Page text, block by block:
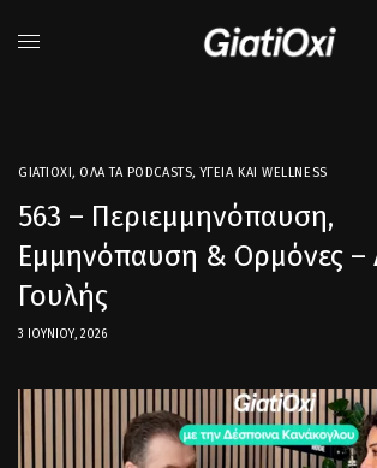
GIATIOXI, ΌΛΑ ΤΑ PODCASTS, ΥΓΕΊΑ ΚΑΙ WELLNESS
563 – Περιεμμηνόπαυση,
Εμμηνόπαυση & Ορμόνες –
Γουλής
3 ΙΟΥΝΊΟΥ, 2026